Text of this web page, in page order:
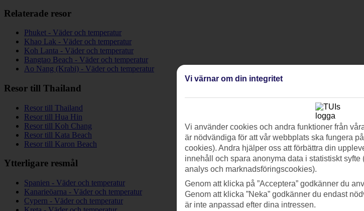
Relaterade resor
Phuket - Väder och temperatur
Khao Lak - Väder och temperatur
Koh Lanta - Väder och temperatur
Bangtao Beach - Väder och temperatur
Ao Nang (Krabi) - Väder och temperatur
Resor till Thailand
Resor till Thailand
Resor till Hua Hin
Resor till Koh Chang
Resor till Kata Beach
Resor till Karon Beach
Ytterligare resmål
Spanien - Väder och temperatur
Kanarieöarna - Väder och temperatur
Cypern - Väder och temperatur
Vi värnar om din integritet
Vi använder cookies och andra funktioner från
är nödvändiga för att vår webbplats ska fungera
cookies). Andra hjälper oss att förbättra din
innehåll och spara anonyma data i statistiskt
analys och marknadsföringscookies).
Genom att klicka på ”Acceptera” godkänner du
Genom att klicka ”Neka” godkänner du endast
är inte anpassad efter dina intressen.